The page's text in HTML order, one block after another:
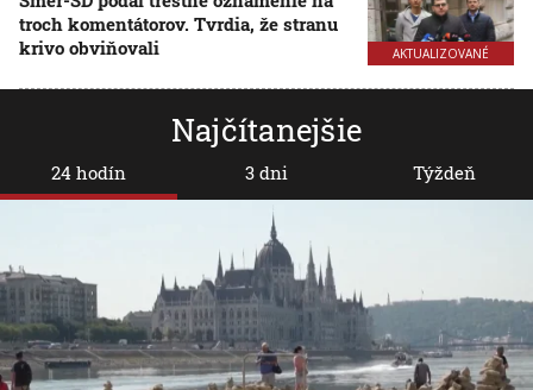
AKTUALIZOVANÉ
troch komentátorov. Tvrdia, že stranu
krivo obviňovali
Najčítanejšie
24 hodín 3 dni Týždeň